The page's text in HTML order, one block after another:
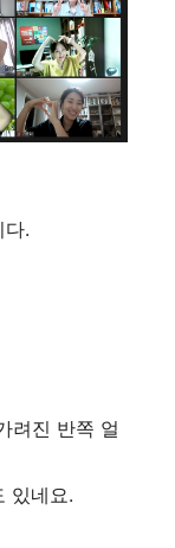
.
려진 반쪽 얼
있네요.